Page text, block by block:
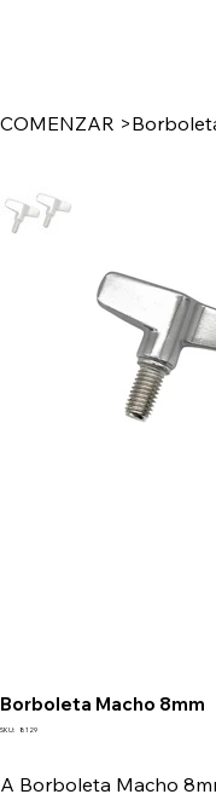
COMENZAR >
Borboleta Macho 8mm
SKU:
SKU
8129
A Borboleta Macho